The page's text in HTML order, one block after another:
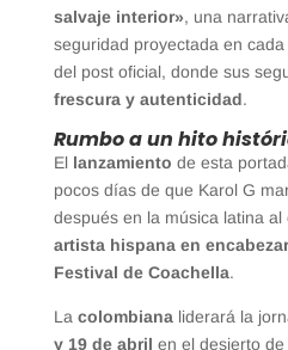
salvaje interior», una
seguridad proyectada en
del post oficial, donde sus
frescura y autenticidad.
Rumbo a un hito
El lanzamiento de esta
pocos días de que Karol G
después en la música latina al
artista hispana en
Festival de Coachella.
La colombiana liderará la
y 19 de abril en el desierto